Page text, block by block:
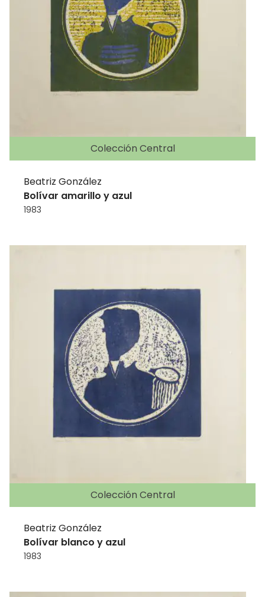
Colección Central
Beatriz González
Bolívar amarillo y azul
1983
Colección Central
Beatriz González
Bolívar blanco y azul
1983